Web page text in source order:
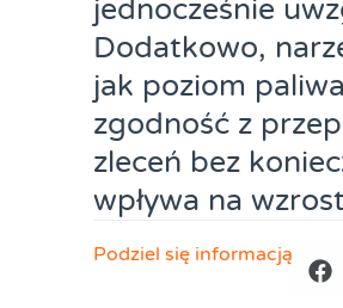
jednocześnie
Dodatkowo,
jak poziom
zgodność z
zleceń bez
wpływa na
Podziel się informacją